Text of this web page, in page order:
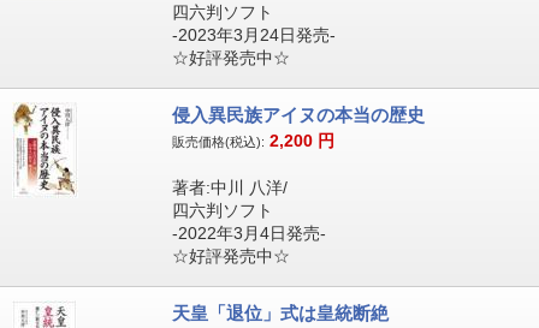
四六判ソフト
-2023年3月24日発売-
☆好評発売中☆
侵入異民族アイヌの本当の歴史
販売価格(税込): 2,200 円
著者:中川 八洋/
四六判ソフト
-2022年3月4日発売-
☆好評発売中☆
天皇「退位」式は皇統断絶